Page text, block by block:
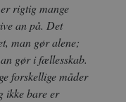
rigtig mange
an på. Det
man gør alene;
gør i fællesskab.
forskellige måder
ikke bare er